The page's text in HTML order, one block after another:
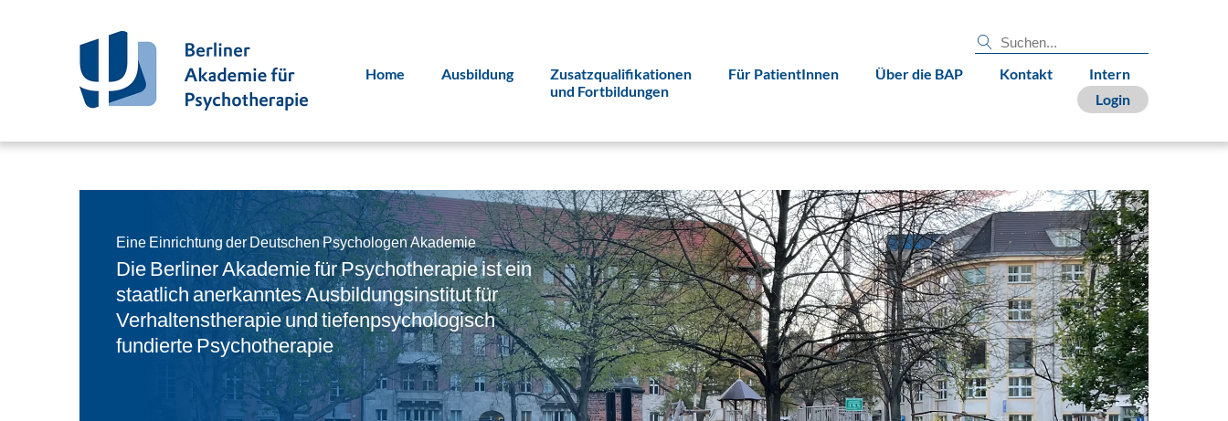
Home Ausbildung
Zusatzqualifikationen
und Fortbildungen
Für PatientInnen Über die BAP Kontakt
Intern
Login
Eine Einrichtung der Deutschen Psychologen Akademie
Die Berliner Akademie für Psychotherapie ist ein
staatlich anerkanntes Ausbildungsinstitut für
Verhaltenstherapie und tiefenpsychologisch
fundierte Psychotherapie